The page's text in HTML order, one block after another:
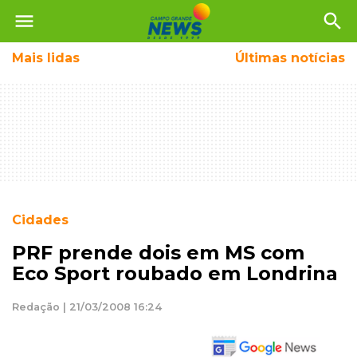
menu search
Mais lidas Últimas notícias
Cidades
PRF prende dois em MS com
Eco Sport roubado em Londrina
Redação | 21/03/2008 16:24